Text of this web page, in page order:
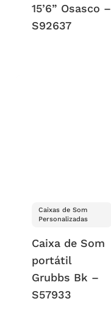
15’6” Osasco –
S92637
Caixas de Som
Personalizadas
Caixa de Som
portátil
Grubbs Bk –
S57933